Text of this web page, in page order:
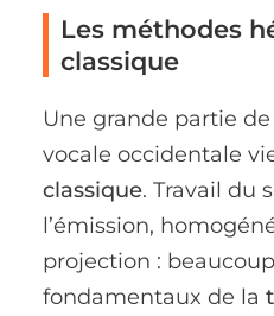
Les méthodes
classique
Une grande partie
vocale occidentale
classique. Travail du
l’émission,
projection :
fondamentaux de la